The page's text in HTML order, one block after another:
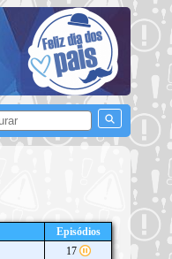
Episódios
17